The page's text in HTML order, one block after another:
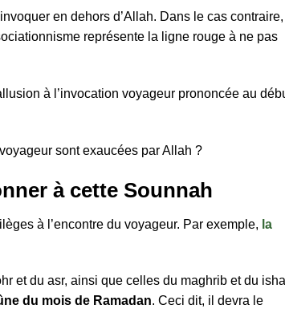
en dehors d’Allah. Dans le cas
représente la ligne rouge à ne pas
à l’invocation voyageur prononcée au
sont exaucées par Allah ?
à cette Sounnah
à l’encontre du voyageur. Par exemple, la
et du asr, ainsi que celles du maghrib et du
du mois de Ramadan. Ceci dit, il devra le